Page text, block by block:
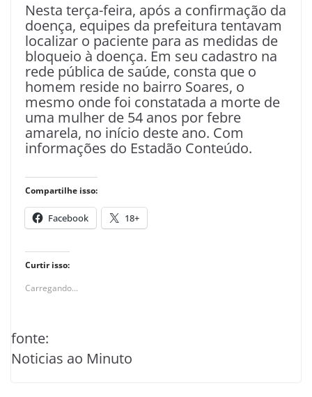
Nesta terça-feira, após a confirmação da
doença, equipes da prefeitura tentavam
localizar o paciente para as medidas de
bloqueio à doença. Em seu cadastro na
rede pública de saúde, consta que o
homem reside no bairro Soares, o
mesmo onde foi constatada a morte de
uma mulher de 54 anos por febre
amarela, no início deste ano. Com
informações do Estadão Conteúdo.
Compartilhe isso:
Facebook 18+
Curtir isso:
Carregando...
fonte:
Noticias ao Minuto